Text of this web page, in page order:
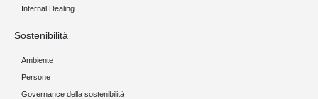
Internal Dealing
Sostenibilità
Ambiente
Persone
Governance della sostenibilità